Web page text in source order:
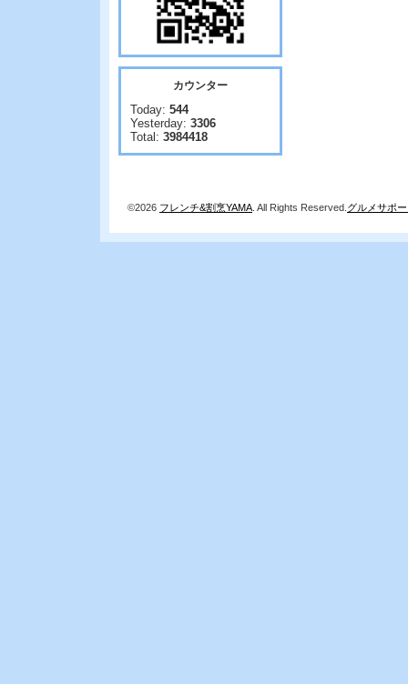
カウンター
Today: 544
Yesterday: 3306
Total: 3984418
©2026 フレンチ&割烹YAMA . All Rights Reserved. グルメサポ